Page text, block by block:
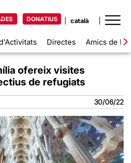
DONATIUS
Directes Amics de la
ofereix visites
de refugiats
30/06/22